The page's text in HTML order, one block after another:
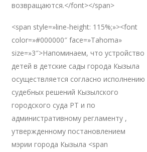
возвращаются.</font></span>
<span style=»line-height: 115%;»><font
color=»#000000″ face=»Tahoma»
size=»3″>Напоминаем, что устройство
детей в детские сады города Кызыла
осуществляется согласно исполнению
судебных решений Кызылского
городского суда РТ и по
административному регламенту ,
утвержденному постановлением
мэрии города Кызыла <span